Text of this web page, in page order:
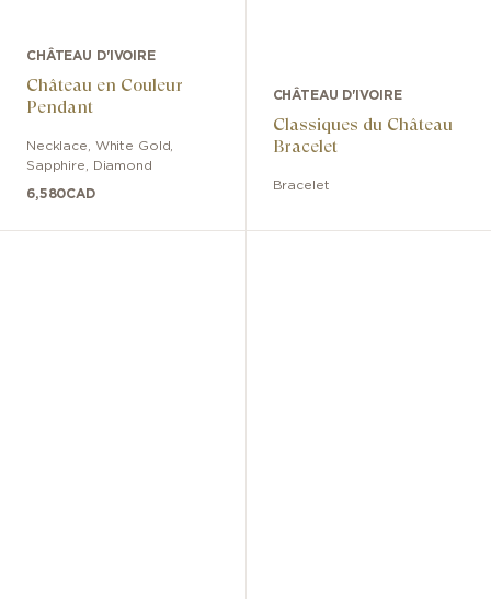
CHÂTEAU D'IVOIRE
Château en Couleur
Pendant
Necklace White Gold
Sapphire, Diamond
6,580CAD
CHÂTEAU D'IVOIRE
Classiques du Château
Bracelet
Bracelet